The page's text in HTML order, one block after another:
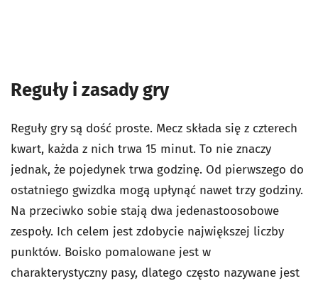
Reguły i zasady gry
Reguły grysą dość proste. Mecz składa się z czterech
kwart, każda z nich trwa 15 minut. To nie znaczy
jednak, że pojedynek trwa godzinę. Od pierwszego do
ostatniego gwizdka mogą upłynąć nawet trzy godziny.
Na przeciwko sobie stają dwa jedenastoosobowe
zespoły. Ich celem jest zdobycie największej liczby
punktów. Boisko pomalowane jest w
charakterystyczny pasy, dlatego często nazywane jest